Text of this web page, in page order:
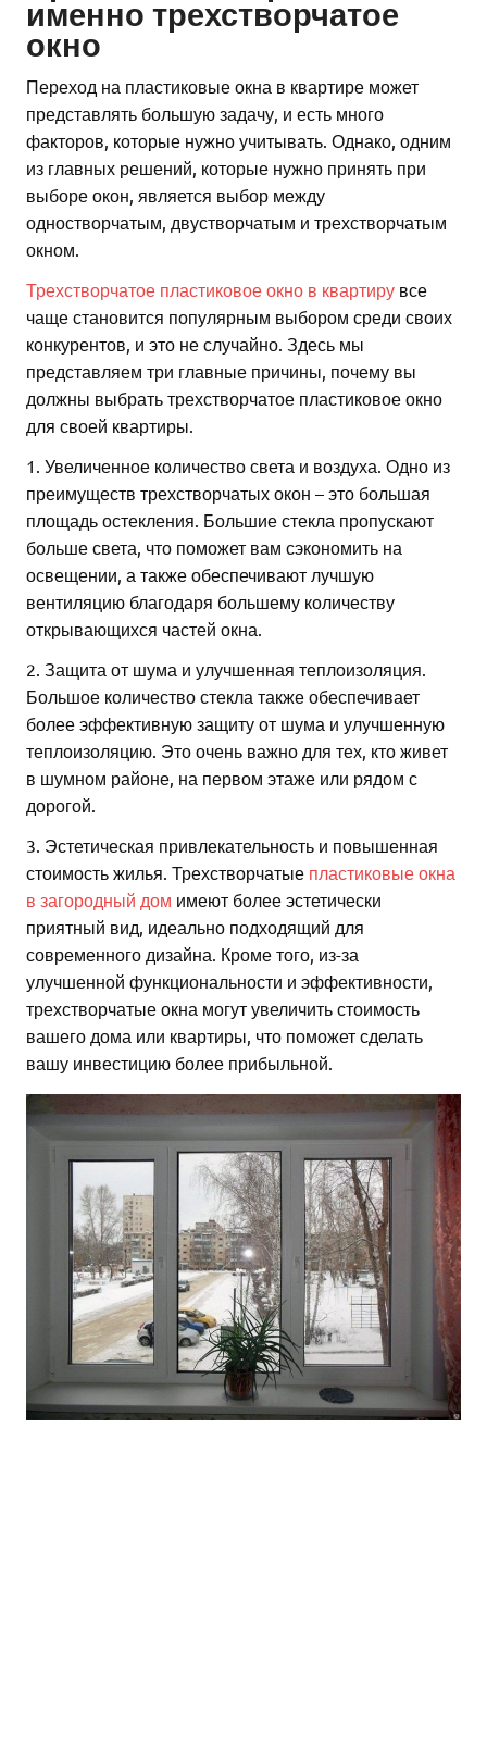
именно трехстворчатое
окно
Переход на пластиковые окна в квартире может
представлять большую задачу, и есть много
факторов, которые нужно учитывать. Однако, одним
из главных решений, которые нужно принять при
выборе окон, является выбор между
одностворчатым, двустворчатым и трехстворчатым
окном.
Трехстворчатое пластиковое окно в квартиру все
чаще становится популярным выбором среди своих
конкурентов, и это не случайно. Здесь мы
представляем три главные причины, почему вы
должны выбрать трехстворчатое пластиковое окно
для своей квартиры.
1. Увеличенное количество света и воздуха. Одно из
преимуществ трехстворчатых окон – это большая
площадь остекления. Большие стекла пропускают
больше света, что поможет вам сэкономить на
освещении, а также обеспечивают лучшую
вентиляцию благодаря большему количеству
открывающихся частей окна.
2. Защита от шума и улучшенная теплоизоляция.
Большое количество стекла также обеспечивает
более эффективную защиту от шума и улучшенную
теплоизоляцию. Это очень важно для тех, кто живет
в шумном районе, на первом этаже или рядом с
дорогой.
3. Эстетическая привлекательность и повышенная
стоимость жилья. Трехстворчатые пластиковые окна
в загородный дом имеют более эстетически
приятный вид, идеально подходящий для
современного дизайна. Кроме того, из-за
улучшенной функциональности и эффективности,
трехстворчатые окна могут увеличить стоимость
вашего дома или квартиры, что поможет сделать
вашу инвестицию более прибыльной.